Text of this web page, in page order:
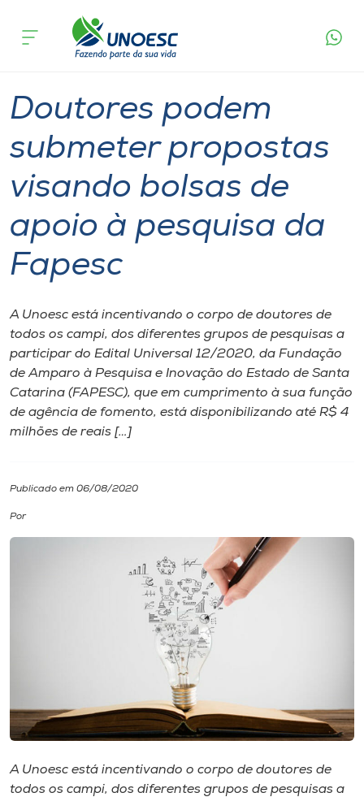
Cursos
Pesquisa
Atendimento ao Estudante
Portal de Ensino
Internacionalização
I.nova
Cultura
CPA
Museu
Unoesc
acontece
Doutores podem
submeter propostas
visando bolsas de
apoio à pesquisa da
Fapesc
A Unoesc está incentivando o corpo de doutores de
todos os campi, dos diferentes grupos de pesquisas a
participar do Edital Universal 12/2020, da Fundação
de Amparo à Pesquisa e Inovação do Estado de Santa
Catarina (FAPESC), que em cumprimento à sua função
de agência de fomento, está disponibilizando até R$ 4
milhões de reais […]
Publicado em 06/08/2020
Por
A Unoesc está incentivando o corpo de doutores de
todos os campi, dos diferentes grupos de pesquisas a